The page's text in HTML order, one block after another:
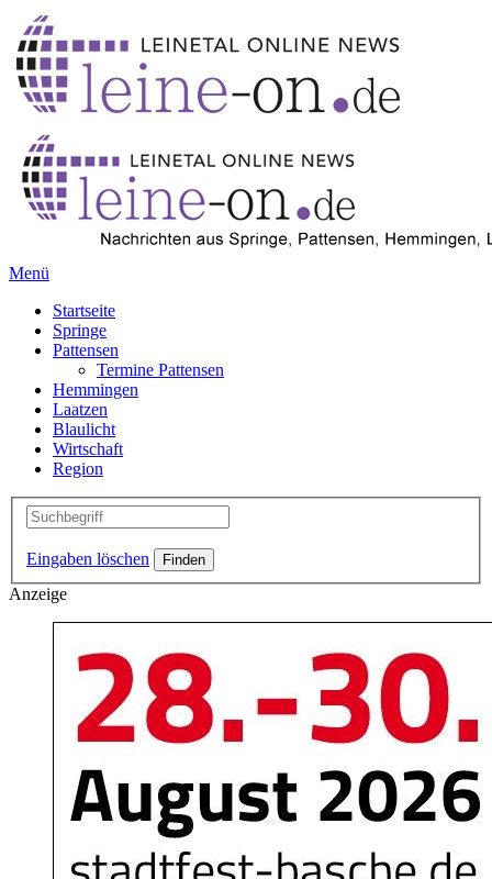
Menü
Startseite
Springe
Pattensen
Termine Pattensen
Hemmingen
Laatzen
Blaulicht
Wirtschaft
Region
Eingaben löschen
Anzeige